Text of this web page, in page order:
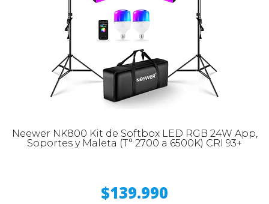
Neewer NK800 Kit de Softbox LED RGB 24W App,
Soportes y Maleta (T° 2700 a 6500K) CRI 93+
$139.990